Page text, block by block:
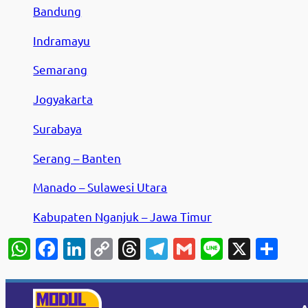
Bandung
Indramayu
Semarang
Jogyakarta
Surabaya
Serang – Banten
Manado – Sulawesi Utara
Kabupaten Nganjuk – Jawa Timur
WhatsApp
Facebook
LinkedIn
CopyThreads
Telegram
Gmail
Line
X